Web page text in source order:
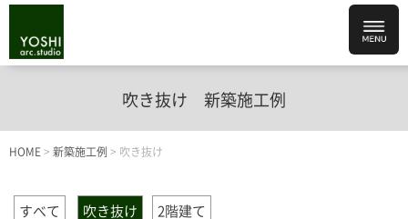
吹き抜け 新築施工例
HOME > 新築施工例 > 吹き抜け
すべて 吹き抜け 2階建て